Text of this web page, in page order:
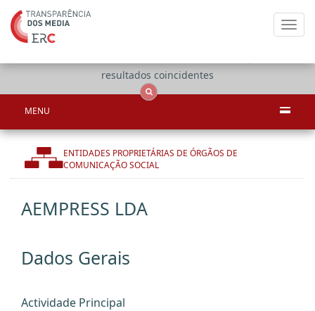
resultados coincidentes
MENU
ENTIDADES PROPRIETÁRIAS DE ÓRGÃOS DE
COMUNICAÇÃO SOCIAL
AEMPRESS LDA
Dados Gerais
Actividade Principal